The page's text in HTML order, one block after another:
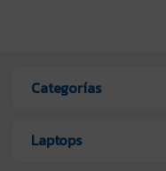
Categorías
Laptops